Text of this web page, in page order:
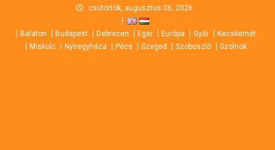
content
csütörtök, augusztus 06, 2026
Balaton Budapest Debrecen Eger Európa Győr
Kecskemét
Miskolc
Nyíregyháza Pécs Szeged Szoboszló Szolnok